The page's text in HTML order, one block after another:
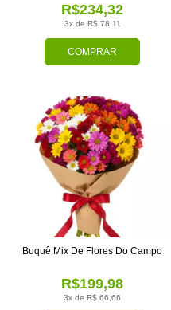
COMPRAR
3x de R$ 78,11
R$234,32
3x de R$ 66,66
R$199,98
Buquê Mix De Flores Do Campo